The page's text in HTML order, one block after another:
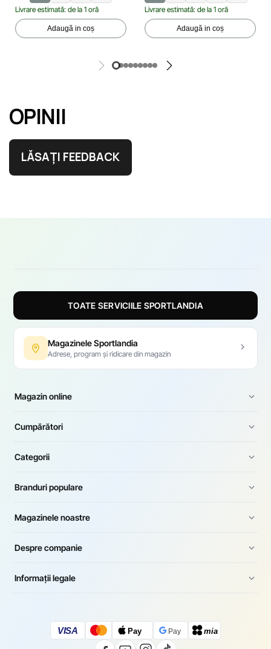
Livrare estimată: de la 1 oră
Adaugă in coș
Livrare estimată: de la 1 oră
Adaugă in coș
OPINII
LĂSAȚI FEEDBACK
TOATE SERVICIILE SPORTLANDIA
Magazinele Sportlandia
Adrese, program și ridicare din magazin
Magazin online
Cumpărători
Categorii
Branduri populare
Magazinele noastre
Despre companie
Informații legale
VISA Pay Pay mia